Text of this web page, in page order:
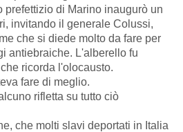
prefettizio di Marino inaugurò un
invitando il generale Colussi,
che si diede molto da fare per
antiebraiche. L'alberello fu
ricorda l'olocausto.
fare di meglio.
rifletta su tutto ciò
che molti slavi deportati in Italia